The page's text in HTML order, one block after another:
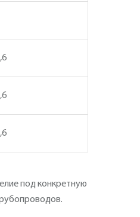
под конкретную